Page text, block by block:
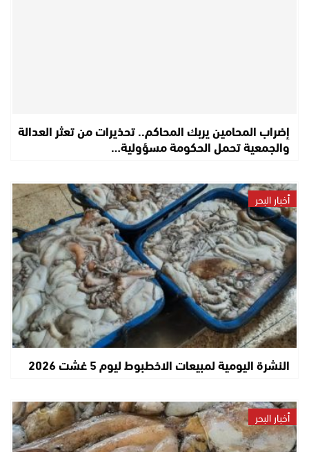
إضراب المحامين يربك المحاكم.. تحذيرات من تعثر العدالة
والجمعية تحمل الحكومة مسؤولية…
أخبار البحر
النشرة اليومية لمبيعات الاخطبوط ليوم 5 غشت 2026
أخبار البحر